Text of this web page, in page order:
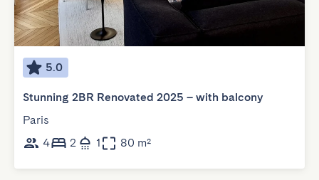
5.0
Stunning 2BR Renovated 2025 – with balcony
Paris
4
2 1 80 m²